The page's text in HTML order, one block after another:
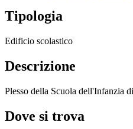
Tipologia
Edificio scolastico
Descrizione
Plesso della Scuola dell'Infanzia
Dove si trova